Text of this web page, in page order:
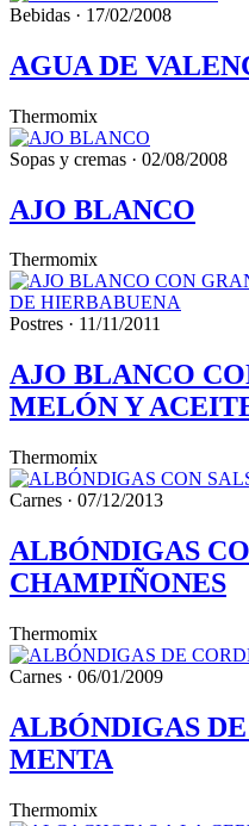
Bebidas · 17/02/2008
AGUA DE
Thermomix
Sopas y cremas · 02/08/2008
AJO BLANCO
Thermomix
Postres · 11/11/2011
AJO BLANCO
MELÓN Y
Thermomix
Carnes · 07/12/2013
ALBÓNDIGAS
CHAMPIÑONES
Thermomix
Carnes · 06/01/2009
ALBÓNDIGAS
MENTA
Thermomix